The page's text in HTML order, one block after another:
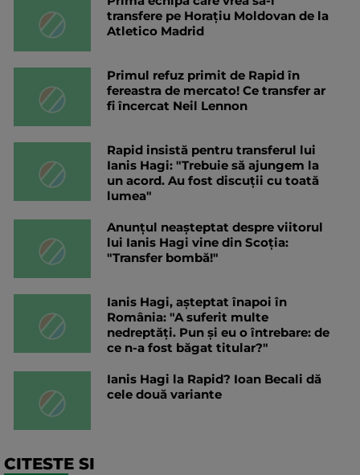
transfere pe Horațiu Moldovan de la
Atletico Madrid
Primul refuz primit de Rapid în
fereastra de mercato! Ce transfer ar
fi încercat Neil Lennon
Rapid insistă pentru transferul lui
Ianis Hagi: "Trebuie să ajungem la
un acord. Au fost discuții cu toată
lumea"
Anunțul neașteptat despre viitorul
lui Ianis Hagi vine din Scoția:
"Transfer bombă!"
Ianis Hagi, așteptat înapoi în
România: "A suferit multe
nedreptăți. Pun și eu o întrebare: de
ce n-a fost băgat titular?"
Ianis Hagi la Rapid? Ioan Becali dă
cele două variante
CITESTE SI